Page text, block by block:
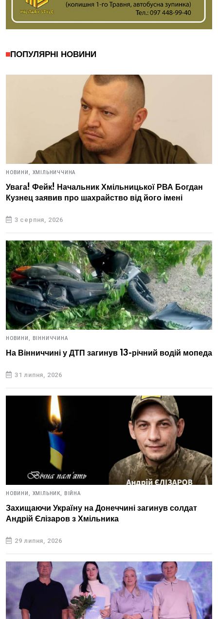
ПОПУЛЯРНІ НОВИНИ
НОВИНИ, ХМІЛЬНИЧЧИНА
Увага! Фейк! Начальник Хмільницької РВА Богдан
Кузнец заявив про шахрайство від його імені
3 серпня, 2026
НОВИНИ, ВІННИЧЧИНА
На Вінниччині у ДТП загинув 13-річний водій мопеда
31 липня, 2026
НОВИНИ, ХМІЛЬНИК, ВІЙНА
Захищаючи Україну на Донеччині загинув солдат
Андрій Єлізаров з Хмільника
29 липня, 2026